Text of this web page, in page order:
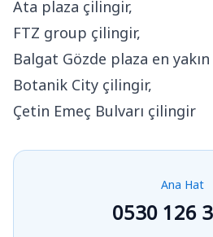
Ata plaza çilingir,
FTZ group çilingir,
Balgat Gözde plaza en
Botanik City çilingir,
Çetin Emeç Bulvarı çilingir
Ana Hat
0530 126